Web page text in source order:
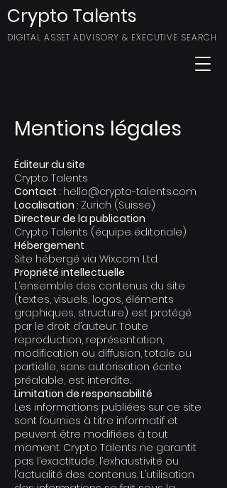
Crypto Talents
DIGITAL ASSET ADVISORY & EXECUTIVE SEARCH
Mentions légales
Éditeur du site
Crypto Talents
Contact : hello@crypto-talents.com
Localisation : Zurich (Suisse)
Directeur de la publication
Crypto Talents (équipe éditoriale)
Hébergement
Site hébergé via Wix.com Ltd.
Propriété intellectuelle
L’ensemble des contenus du site
(textes, visuels, logos, éléments
graphiques, structure) est protégé
par le droit d’auteur. Toute
reproduction, représentation,
modification ou diffusion, totale ou
partielle, sans autorisation écrite
préalable, est interdite.
Limitation de responsabilité
Les informations publiées sur ce site
sont fournies à titre informatif et
peuvent être modifiées à tout
moment. Crypto Talents ne garantit
pas l’exactitude, l’exhaustivité ou
l’actualité des contenus. L’utilisation